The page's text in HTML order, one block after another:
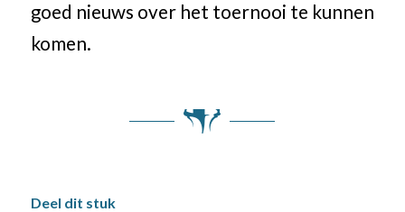
goed nieuws over het toernooi te kunnen
komen.
Deel dit stuk